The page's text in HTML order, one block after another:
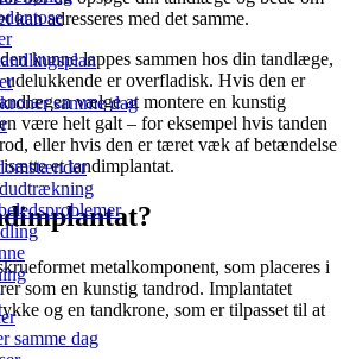
samme dag
samme dag
kan adresseres med det samme.
kunne lappes sammen hos din tandlæge,
er overfladisk. Hvis den er
vælge at montere en kunstig
være helt galt – for eksempel hvis tanden
eller hvis den er tæret væk af betændelse
et tandimplantat.
metalkomponent, som placeres i
som en kunstig tandrod. Implantatet
og en tandkrone, som er tilpasset til at